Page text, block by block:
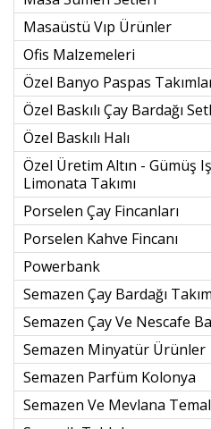
Masaüstü Vıp Ürünler
Ofis Malzemeleri
Özel Banyo Paspas
Özel Baskılı Çay Bardağı
Özel Baskılı Halı
Özel Üretim Altın - Gümüş
Limonata Takımı
Porselen Çay Fincanları
Porselen Kahve Fincanı
Powerbank
Semazen Çay Bardağı
Semazen Çay Ve Nescafe
Semazen Minyatür Ürünler
Semazen Parfüm Kolonya
Semazen Ve Mevlana